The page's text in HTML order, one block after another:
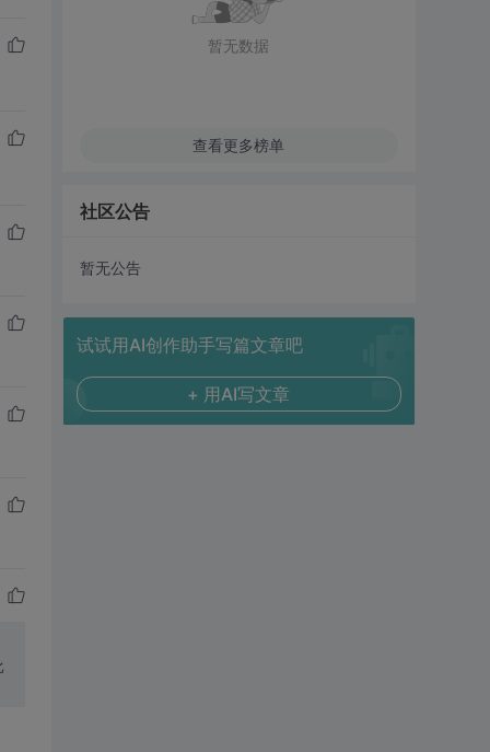
暂无数据
查看更多榜单
社区公告
暂无公告
试试用AI创作助手写篇文章吧
+ 用AI写文章